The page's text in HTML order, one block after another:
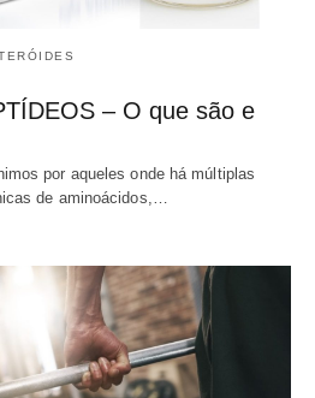
– O que são e
por aqueles onde há múltiplas
de aminoácidos,…